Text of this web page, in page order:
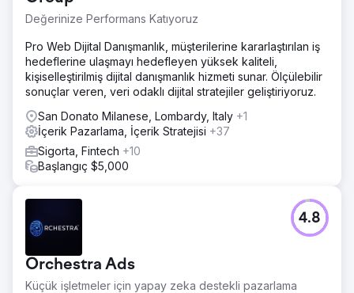
Değerinize Performans Katıyoruz
Pro Web Dijital Danışmanlık, müşterilerine kararlaştırılan iş
hedeflerine ulaşmayı hedefleyen yüksek kaliteli,
kişiselleştirilmiş dijital danışmanlık hizmeti sunar. Ölçülebilir
sonuçlar veren, veri odaklı dijital stratejiler geliştiriyoruz.
San Donato Milanese, Lombardy, Italy +1
İçerik Pazarlama, İçerik Stratejisi +37
Sigorta, Fintech +10
Başlangıç $5,000
Orchestra Ads
Küçük işletmeler için yapay zeka destekli pazarlama
4.8